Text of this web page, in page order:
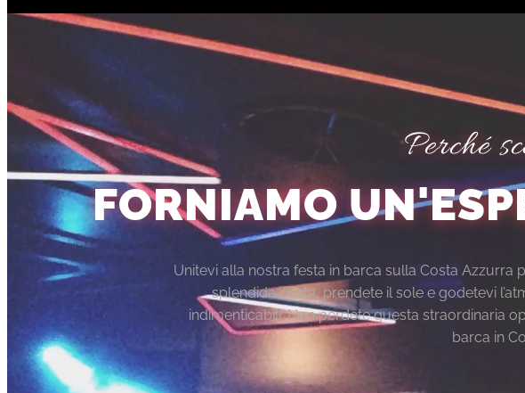
Perché
FORNIAMO
Unitevi alla nostra festa in barca sulla Costa Azzurra
splendida costa, prendete il sole e godetevi
indimenticabili. Non perdete questa straordinaria
barca in